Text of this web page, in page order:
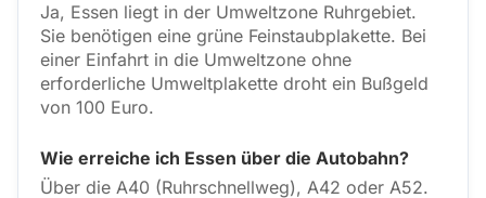
Ja, Essen liegt in der Umweltzone Ruhrgebiet.
Sie benötigen eine grüne Feinstaubplakette. Bei
einer Einfahrt in die Umweltzone ohne
erforderliche Umweltplakette droht ein Bußgeld
von 100 Euro.
Wie erreiche ich Essen über die Autobahn?
Über die A40 (Ruhrschnellweg), A42 oder A52.